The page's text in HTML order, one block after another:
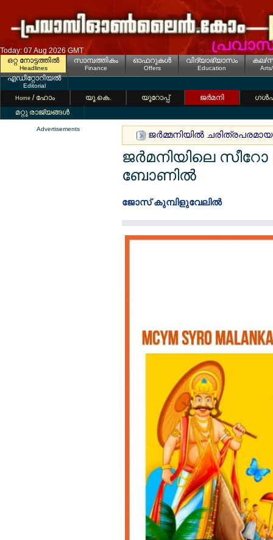
Today: 07 Aug 2026 GMT
ഒറ്റ നോട്ടത്തില്‍
Headlines
സാമ്പത്തികം
Finance
ഓഫറുകള്‍
Offers
വിദ്യാഭ്യാസം
Education
കല/
എഡിറ്റോറിയല്‍
Editorial
Home / ഹോം യൂ.കെ. യൂറോപ്പ് ജര്‍മനി
മറ്റു രാജ്യങ്ങള്‍
Advertisements
ജര്‍മ്മനിയില്‍
ജര്‍മനിയിലെ
ബോണില്‍
ജോസ് കുമ്പിളുവേലില്‍